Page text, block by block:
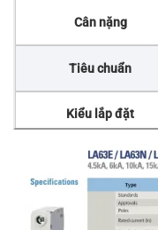
Cân nặng
Tiêu chuẩn
Kiểu lắp đặt